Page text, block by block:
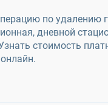
по
дневной
стоимость